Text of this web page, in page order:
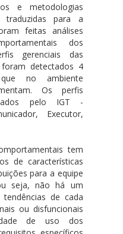
e metodologias
traduzidas para a
feitas análises
dos
gerenciais das
detectados 4
no ambiente
Os perfis
pelo IGT -
Executor,
tem
de características
para a equipe
seja, não há um
de cada
ou disfuncionais
de uso dos